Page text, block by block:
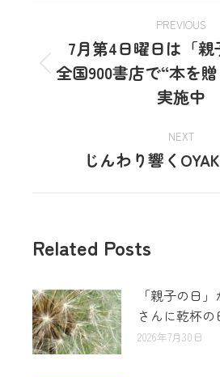
PREVIOUS
7月第4日曜日は「親
全国900書店で“本を
実施中
NEXT
じんわり響く
Related Posts
「親子の日
さんに乾杯の
2026年7月30日